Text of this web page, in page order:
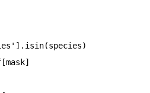
] . isin(species)
[mask]